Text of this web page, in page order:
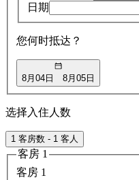
日期
您何时抵达？
8月04日 8月05日
选择入住人数
1 客房数 - 1 客人
客房 1
客房 1